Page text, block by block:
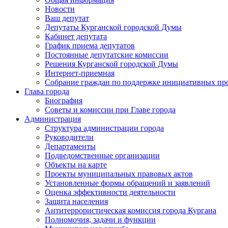
Новости
Ваш депутат
Депутаты Курганской городской Думы
Кабинет депутата
График приема депутатов
Постоянные депутатские комиссии
Решения Курганской городской Думы
Интернет-приемная
Собрание граждан по поддержке инициативных
Глава города
Биография
Советы и комиссии при Главе города
Администрация
Структура администрации города
Руководители
Департаменты
Подведомственные организации
Объекты на карте
Проекты муниципальных правовых актов
Установленные формы обращений и заявлений
Оценка эффективности деятельности
Защита населения
Антитеррористическая комиссия города Кургана
Полномочия, задачи и функции